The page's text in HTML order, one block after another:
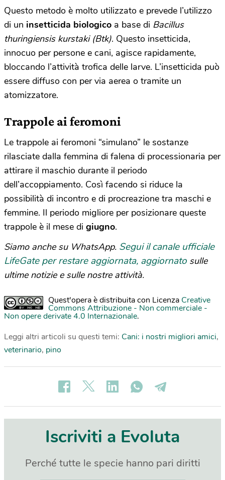
Questo metodo è molto utilizzato e prevede l’utilizzo
di un insetticida biologico a base di Bacillus
thuringiensis kurstaki (Btk). Questo insetticida,
innocuo per persone e cani, agisce rapidamente,
bloccando l’attività trofica delle larve. L’insetticida può
essere diffuso con per via aerea o tramite un
atomizzatore.
Trappole ai feromoni
Le trappole ai feromoni “simulano” le sostanze
rilasciate dalla femmina di falena di processionaria per
attirare il maschio durante il periodo
dell’accoppiamento. Così facendo si riduce la
possibilità di incontro e di procreazione tra maschi e
femmine. Il periodo migliore per posizionare queste
trappole è il mese di giugno.
Siamo anche su WhatsApp. Segui il canale ufficiale
LifeGate per restare aggiornata, aggiornato sulle
ultime notizie e sulle nostre attività.
Quest'opera è distribuita con Licenza Creative
Commons Attribuzione - Non commerciale -
Non opere derivate 4.0 Internazionale.
Leggi altri articoli su questi temi: Cani: i nostri migliori amici,
veterinario, pino
Iscriviti a Evoluta
Perché tutte le specie hanno pari diritti